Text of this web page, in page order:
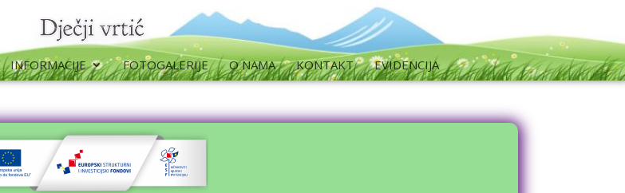
INFORMACIJE FOTOGALERIJE O NAMA KONTAKT EVIDENCIJA